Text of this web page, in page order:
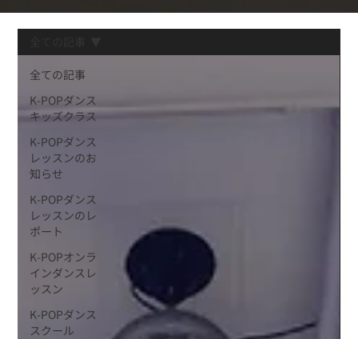
全ての記事
K-POPダンス
キッズクラス
K-POPダンス
レッスンのお
知らせ
K-POPダンス
レッスンのレ
ポート
K-POPオンラ
インダンスレ
ッスン
K-POPダンス
スクール